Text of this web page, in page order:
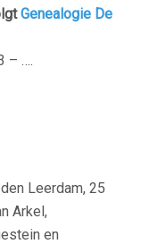
Genealogie De
– ….
Leerdam, 25
Arkel,
en